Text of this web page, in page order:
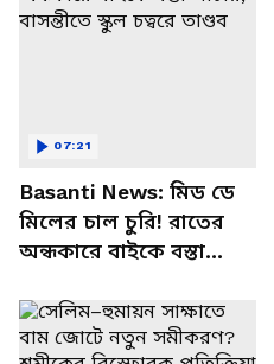
Basanti News: মিড ডে
মিলের চাল চুরি! রাতের
অন্ধকারে বাইকে বস্তা
চত্বরে তাণ্ডব
07:21